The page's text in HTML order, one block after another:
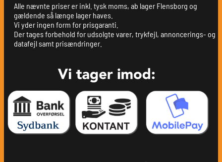
Alle nævnte priser er inkl. tysk moms, ab lager Flensborg og
gældende så længe lager haves.
Vi yder ingen form for prisgaranti.
Der tages forbehold for udsolgte varer, trykfejl, annoncerings- og
datafejl samt prisændringer.